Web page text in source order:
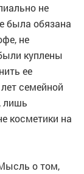
не
была обязана
не
куплены
ее
семейной
лишь
косметики на
о том,